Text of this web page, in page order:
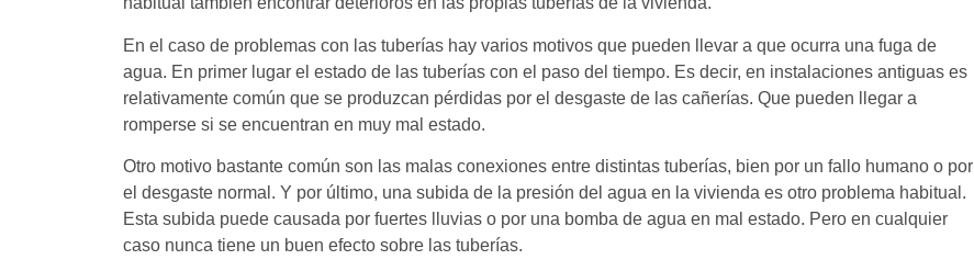
En el caso de problemas con las tuberías hay varios motivos que pueden llevar a que ocurra una fuga de
agua. En primer lugar el estado de las tuberías con el paso del tiempo. Es decir, en instalaciones antiguas es
relativamente común que se produzcan pérdidas por el desgaste de las cañerías. Que pueden llegar a
romperse si se encuentran en muy mal estado.
Otro motivo bastante común son las malas conexiones entre distintas tuberías, bien por un fallo humano o por
el desgaste normal. Y por último, una subida de la presión del agua en la vivienda es otro problema habitual.
Esta subida puede causada por fuertes lluvias o por una bomba de agua en mal estado. Pero en cualquier
caso nunca tiene un buen efecto sobre las tuberías.